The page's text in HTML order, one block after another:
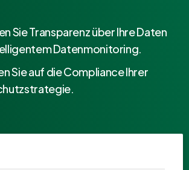
Sie Transparenz über Ihre Daten
Datenmonitoring.
Sie auf die Compliance Ihrer